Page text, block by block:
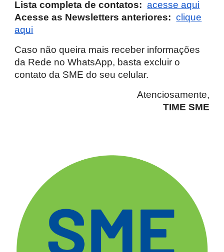
Lista completa de contatos: acesse aqui
Acesse as Newsletters anteriores: clique
aqui
Caso não queira mais receber informações
da Rede no WhatsApp, basta excluir o
contato da SME do seu celular.
Atenciosamente,
TIME SME